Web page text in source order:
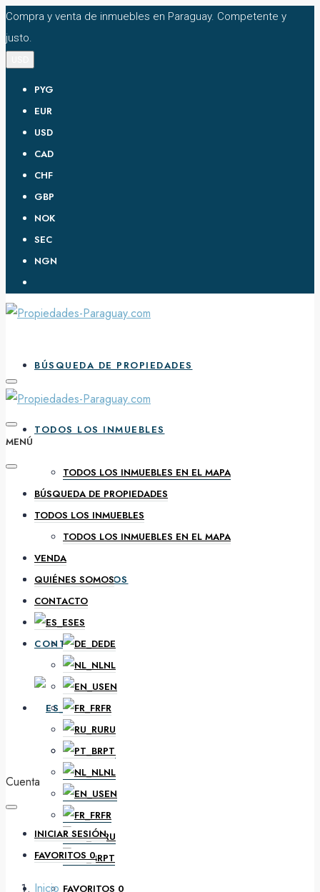
Compra y venta de inmuebles en Paraguay. Competente y
justo.
PYG
EUR
USD
CAD
CHF
GBP
NOK
SEC
NGN
BÚSQUEDA DE PROPIEDADES
TODOS LOS INMUEBLES
TODOS LOS INMUEBLES EN EL MAPA
VENDA
QUIÉNES SOMOS
CONTACTO
ES
DE
NL
EN
FR
RU
PT
FAVORITOS 0
MENÚ
BÚSQUEDA DE PROPIEDADES
TODOS LOS INMUEBLES
TODOS LOS INMUEBLES EN EL MAPA
VENDA
QUIÉNES SOMOS
CONTACTO
ES
DE
NL
EN
FR
RU
PT
Cuenta
INICIAR SESIÓN
FAVORITOS 0
Inicio